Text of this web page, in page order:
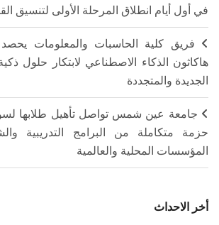
في أول أيام انطلاق المرحلة الأولى لتنسيق
فريق كلية الحاسبات والمعلومات
هاكاثون الذكاء الاصطناعي لابتكار حلول
الجديدة والمتجددة
جامعة عين شمس تواصل تأهيل طلابها
حزمة متكاملة من البرامج التدريبية
المؤسسات المحلية والعالمية
أخر الاحداث